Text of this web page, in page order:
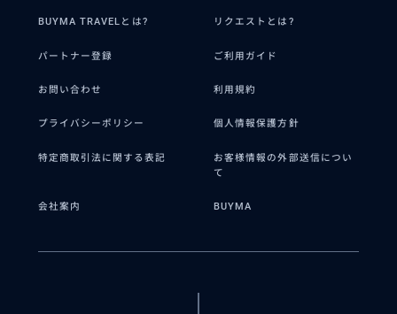
BUYMA TRAVELとは? リクエストとは?
パートナー登録 ご利用ガイド
お問い合わせ 利用規約
プライバシーポリシー 個人情報保護方針
特定商取引法に関する表記
お客様情報の外部送信につい
て
会社案内 BUYMA